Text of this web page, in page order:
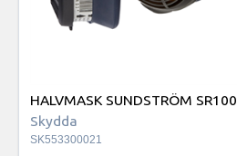
HALVMASK SUNDSTRÖM SR100
Skydda
SK553300021